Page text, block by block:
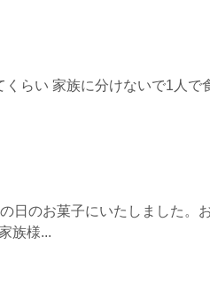
らい 家族に分けないで1人で
日のお菓子にいたしました。
族様...